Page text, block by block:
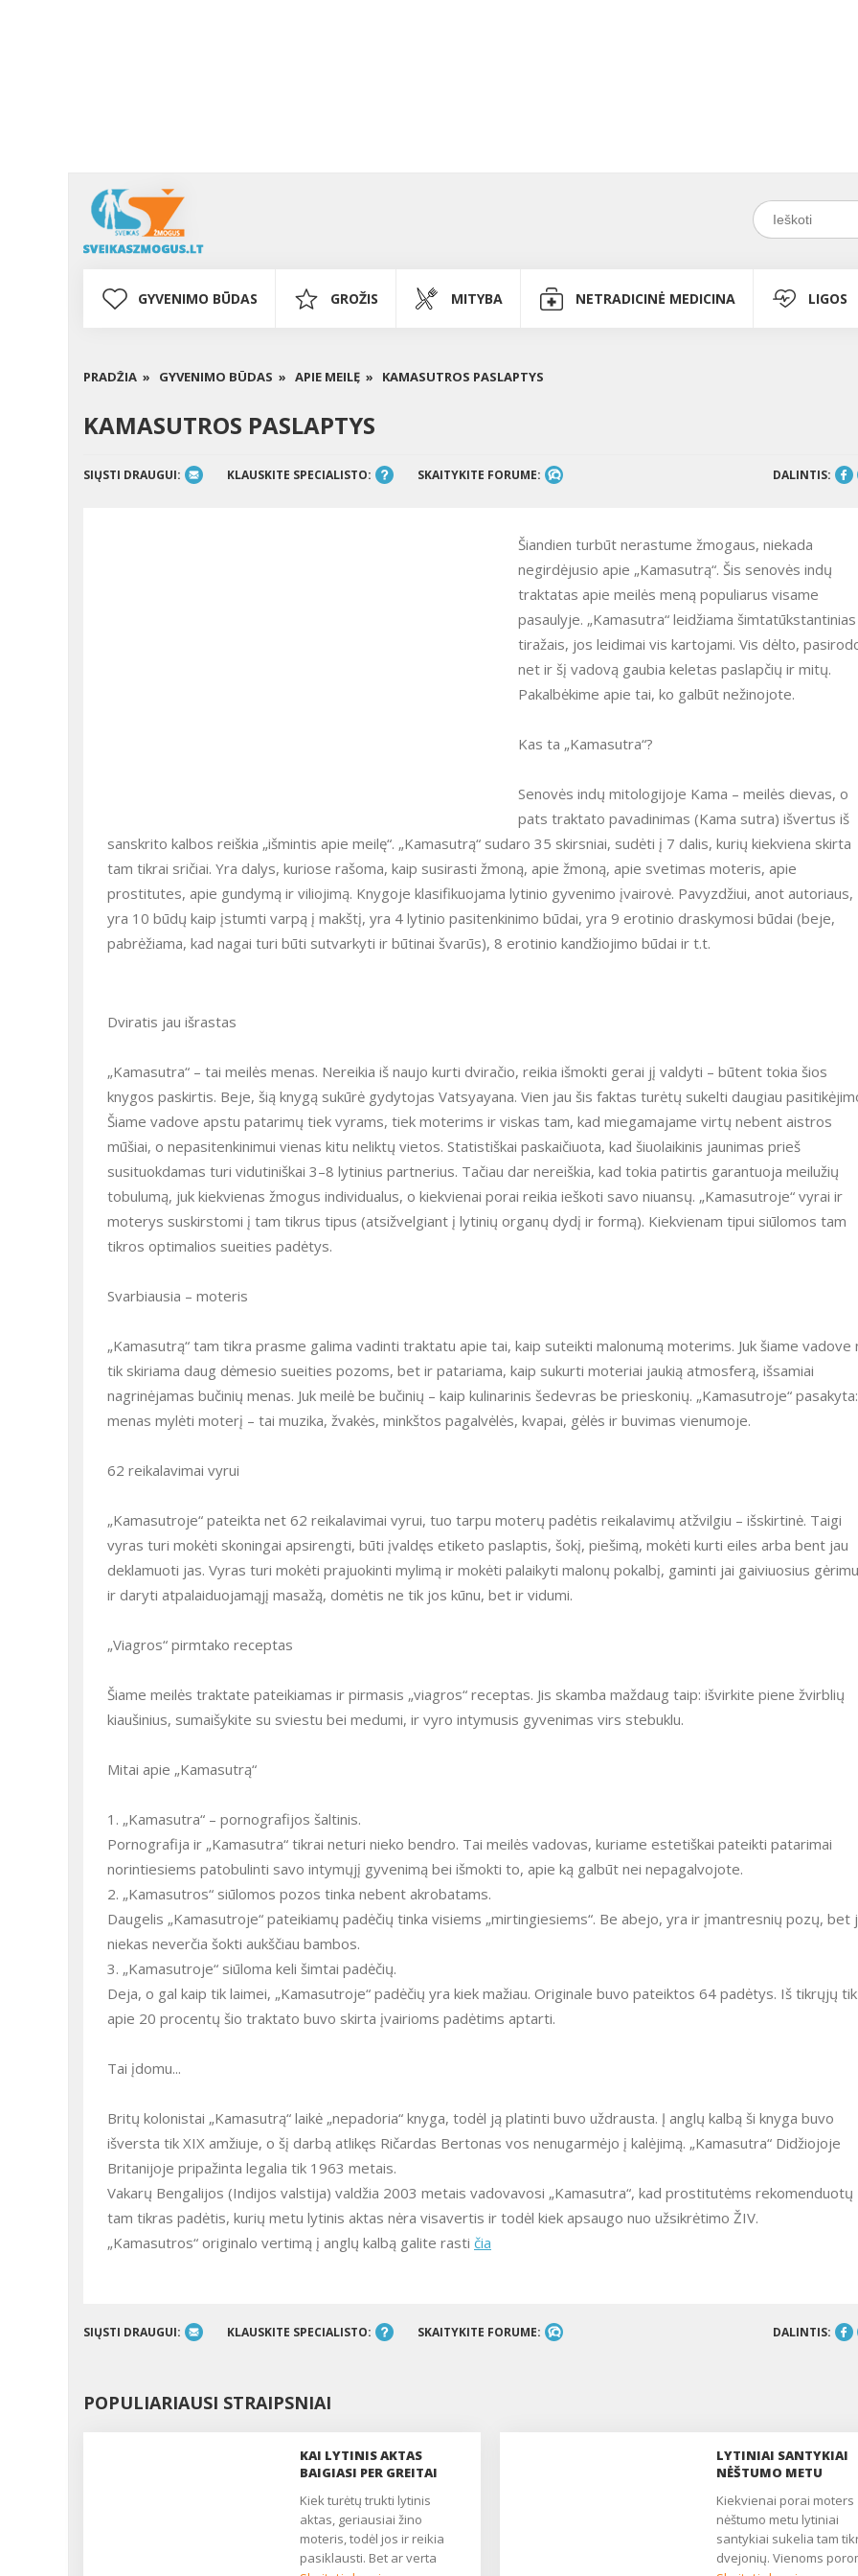
GYVENIMO BŪDAS GROŽIS MITYBA NETRADICINĖ MEDICINA LIGOS
PRADŽIA » GYVENIMO BŪDAS » APIE MEILĘ » KAMASUTROS PASLAPTYS
KAMASUTROS PASLAPTYS
SIŲSTI DRAUGUI: KLAUSKITE SPECIALISTO: SKAITYKITE FORUME: DALINTIS:
Šiandien turbūt nerastume žmogaus, niekada
negirdėjusio apie „Kamasutrą“. Šis senovės indų
traktatas apie meilės meną populiarus visame
pasaulyje. „Kamasutra“ leidžiama šimtatūkstantinias
tiražais, jos leidimai vis kartojami. Vis dėlto,
net ir šį vadovą gaubia keletas paslapčių ir mitų.
Pakalbėkime apie tai, ko galbūt nežinojote.
Kas ta „Kamasutra“?
Senovės indų mitologijoje Kama – meilės dievas, o
pats traktato pavadinimas (Kama sutra) išvertus iš
sanskrito kalbos reiškia „išmintis apie meilę“. „Kamasutrą“ sudaro 35 skirsniai, sudėti į 7 dalis, kurių kiekviena skirta
tam tikrai sričiai. Yra dalys, kuriose rašoma, kaip susirasti žmoną, apie žmoną, apie svetimas moteris, apie
prostitutes, apie gundymą ir viliojimą. Knygoje klasifikuojama lytinio gyvenimo įvairovė. Pavyzdžiui, anot autoriaus,
yra 10 būdų kaip įstumti varpą į makštį, yra 4 lytinio pasitenkinimo būdai, yra 9 erotinio draskymosi būdai (beje,
pabrėžiama, kad nagai turi būti sutvarkyti ir būtinai švarūs), 8 erotinio kandžiojimo būdai ir t.t.
Dviratis jau išrastas
„Kamasutra“ – tai meilės menas. Nereikia iš naujo kurti dviračio, reikia išmokti gerai jį valdyti – būtent tokia šios
knygos paskirtis. Beje, šią knygą sukūrė gydytojas Vatsyayana. Vien jau šis faktas turėtų sukelti daugiau
Šiame vadove apstu patarimų tiek vyrams, tiek moterims ir viskas tam, kad miegamajame virtų nebent aistros
mūšiai, o nepasitenkinimui vienas kitu neliktų vietos. Statistiškai paskaičiuota, kad šiuolaikinis jaunimas prieš
susituokdamas turi vidutiniškai 3–8 lytinius partnerius. Tačiau dar nereiškia, kad tokia patirtis garantuoja meilužių
tobulumą, juk kiekvienas žmogus individualus, o kiekvienai porai reikia ieškoti savo niuansų. „Kamasutroje“ vyrai ir
moterys suskirstomi į tam tikrus tipus (atsižvelgiant į lytinių organų dydį ir formą). Kiekvienam tipui siūlomos tam
tikros optimalios sueities padėtys.
Svarbiausia – moteris
„Kamasutrą“ tam tikra prasme galima vadinti traktatu apie tai, kaip suteikti malonumą moterims. Juk šiame vadove
tik skiriama daug dėmesio sueities pozoms, bet ir patariama, kaip sukurti moteriai jaukią atmosferą, išsamiai
nagrinėjamas bučinių menas. Juk meilė be bučinių – kaip kulinarinis šedevras be prieskonių. „Kamasutroje“ pasakyta:
menas mylėti moterį – tai muzika, žvakės, minkštos pagalvėlės, kvapai, gėlės ir buvimas vienumoje.
62 reikalavimai vyrui
„Kamasutroje“ pateikta net 62 reikalavimai vyrui, tuo tarpu moterų padėtis reikalavimų atžvilgiu – išskirtinė. Taigi
vyras turi mokėti skoningai apsirengti, būti įvaldęs etiketo paslaptis, šokį, piešimą, mokėti kurti eiles arba bent jau
deklamuoti jas. Vyras turi mokėti prajuokinti mylimą ir mokėti palaikyti malonų pokalbį, gaminti jai gaiviuosius
ir daryti atpalaiduojamąjį masažą, domėtis ne tik jos kūnu, bet ir vidumi.
„Viagros“ pirmtako receptas
Šiame meilės traktate pateikiamas ir pirmasis „viagros“ receptas. Jis skamba maždaug taip: išvirkite piene žvirblių
kiaušinius, sumaišykite su sviestu bei medumi, ir vyro intymusis gyvenimas virs stebuklu.
Mitai apie „Kamasutrą“
1. „Kamasutra“ – pornografijos šaltinis.
Pornografija ir „Kamasutra“ tikrai neturi nieko bendro. Tai meilės vadovas, kuriame estetiškai pateikti patarimai
norintiesiems patobulinti savo intymųjį gyvenimą bei išmokti to, apie ką galbūt nei nepagalvojote.
2. „Kamasutros“ siūlomos pozos tinka nebent akrobatams.
Daugelis „Kamasutroje“ pateikiamų padėčių tinka visiems „mirtingiesiems“. Be abejo, yra ir įmantresnių pozų, bet
niekas neverčia šokti aukščiau bambos.
3. „Kamasutroje“ siūloma keli šimtai padėčių.
Deja, o gal kaip tik laimei, „Kamasutroje“ padėčių yra kiek mažiau. Originale buvo pateiktos 64 padėtys. Iš tikrųjų tik
apie 20 procentų šio traktato buvo skirta įvairioms padėtims aptarti.
Tai įdomu...
Britų kolonistai „Kamasutrą“ laikė „nepadoria“ knyga, todėl ją platinti buvo uždrausta. Į anglų kalbą ši knyga buvo
išversta tik XIX amžiuje, o šį darbą atlikęs Ričardas Bertonas vos nenugarmėjo į kalėjimą. „Kamasutra“ Didžiojoje
Britanijoje pripažinta legalia tik 1963 metais.
Vakarų Bengalijos (Indijos valstija) valdžia 2003 metais vadovavosi „Kamasutra“, kad prostitutėms rekomenduotų
tam tikras padėtis, kurių metu lytinis aktas nėra visavertis ir todėl kiek apsaugo nuo užsikrėtimo ŽIV.
„Kamasutros“ originalo vertimą į anglų kalbą galite rasti čia
SIŲSTI DRAUGUI: KLAUSKITE SPECIALISTO: SKAITYKITE FORUME: DALINTIS:
POPULIARIAUSI STRAIPSNIAI
KAI LYTINIS AKTAS
BAIGIASI PER GREITAI
Kiek turėtų trukti lytinis
aktas, geriausiai žino
moteris, todėl jos ir reikia
pasiklausti. Bet ar verta
LYTINIAI SANTYKIAI
NĖŠTUMO METU
Kiekvienai porai moters
nėštumo metu lytiniai
santykiai sukelia tam
dvejonių. Vienoms